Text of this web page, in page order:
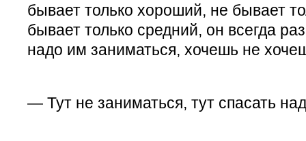
бывает только хороший, не бывает
бывает только средний, он всегда
надо им заниматься, хочешь не
— Тут не заниматься, тут спасать